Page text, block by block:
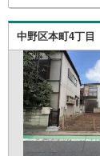
中野区本町4丁目